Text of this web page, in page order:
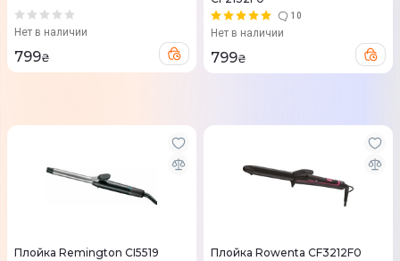
Нет в наличии
799₴
10
Нет в наличии
799₴
Плойка Remington CI5519 Плойка Rowenta CF3212F0